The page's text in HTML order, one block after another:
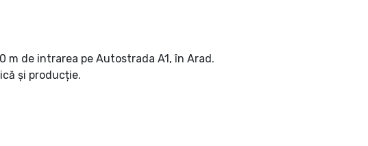
de intrarea pe Autostrada A1, în Arad.
și producție.